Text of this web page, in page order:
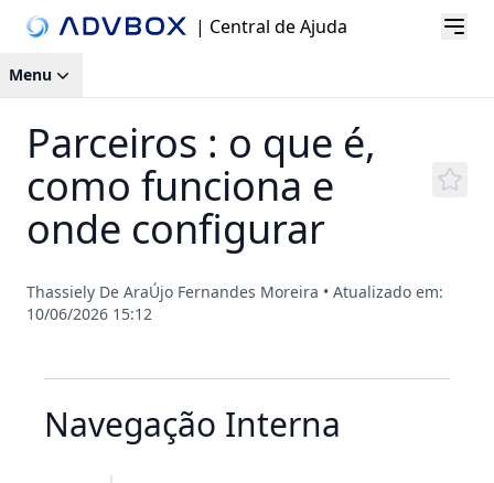
| Central de Ajuda
Menu
Parceiros : o que é,
como funciona e
onde configurar
Thassiely De AraÚjo Fernandes Moreira • Atualizado em:
10/06/2026 15:12
Navegação Interna